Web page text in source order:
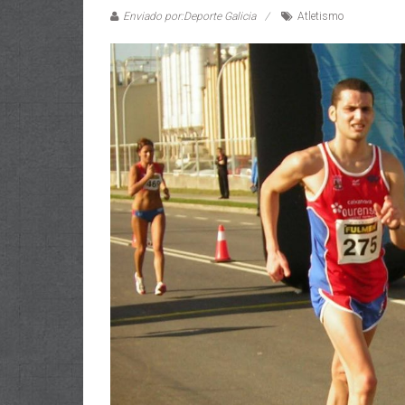
Enviado por:Deporte Galicia Atletismo